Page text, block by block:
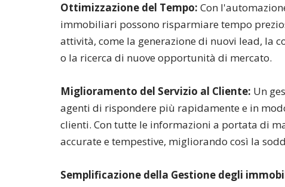
Ottimizzazione del Tempo: Con
immobiliari possono risparmiare tempo
attività, come la generazione di nuovi lead, la
o la ricerca di nuove opportunità di mercato.
Miglioramento del Servizio al Cliente: Un
agenti di rispondere più rapidamente e in
clienti. Con tutte le informazioni a portata di
accurate e tempestive, migliorando così la
Semplificazione della Gestione degli